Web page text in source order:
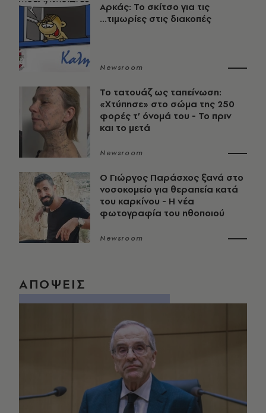
Αρκάς: Το σκίτσο για τις
...τιμωρίες στις διακοπές
Newsroom
Το τατουάζ ως ταπείνωση:
«Χτύπησε» στο σώμα της 250
φορές τ’ όνομά του - Το πριν
και το μετά
Newsroom
O Γιώργος Παράσχος ξανά στο
νοσοκομείο για θεραπεία κατά
του καρκίνου - Η νέα
φωτογραφία του ηθοποιού
Newsroom
ΑΠΟΨΕΙΣ